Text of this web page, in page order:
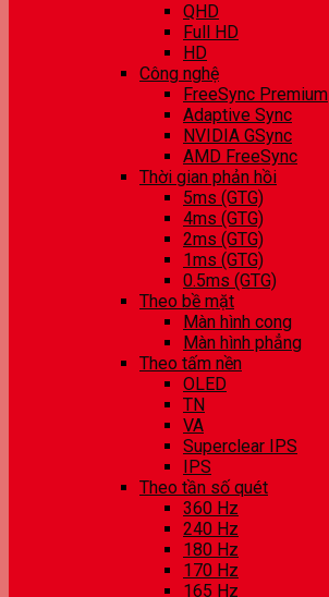
QHD
Full HD
HD
Công nghệ
FreeSync Premium
Adaptive Sync
NVIDIA GSync
AMD FreeSync
Thời gian phản hồi
5ms (GTG)
4ms (GTG)
2ms (GTG)
1ms (GTG)
0.5ms (GTG)
Theo bề mặt
Màn hình cong
Màn hình phẳng
Theo tấm nền
OLED
TN
VA
Superclear IPS
IPS
Theo tần số quét
360 Hz
240 Hz
180 Hz
170 Hz
165 Hz